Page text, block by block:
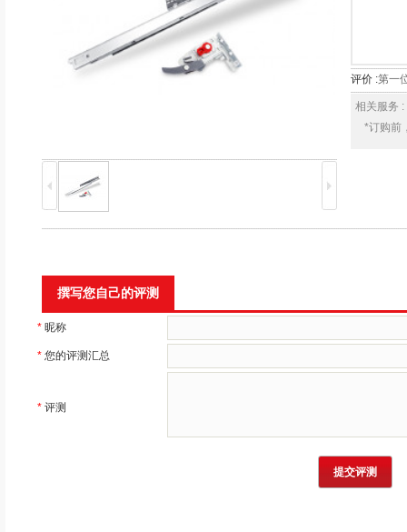
评价 :第一
相关服务 :
*订购前
撰写您自己的评测
* 昵称
* 您的评测汇总
* 评测
提交评测